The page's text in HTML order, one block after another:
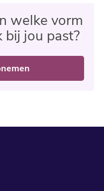
welke vorm
bij jou past?